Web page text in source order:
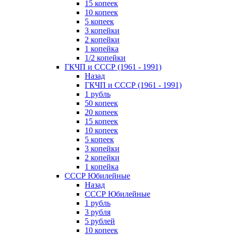
15 копеек
10 копеек
5 копеек
3 копейки
2 копейки
1 копейка
1/2 копейки
ГКЧП и СССР (1961 - 1991)
Назад
ГКЧП и СССР (1961 - 1991)
1 рубль
50 копеек
20 копеек
15 копеек
10 копеек
5 копеек
3 копейки
2 копейки
1 копейка
СССР Юбилейные
Назад
СССР Юбилейные
1 рубль
3 рубля
5 рублей
10 копеек